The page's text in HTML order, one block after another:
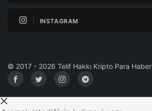
INSTAGRAM
© 2017 - 2026 Telif Hakkı Kripto Para Haber